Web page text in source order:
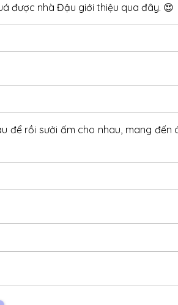
09/08/2022
09/08/2022
09/08/2022
09/08/2022
09/08/2022
09/08/2022
được nhà Đậu giới thiệu qua đây. 😍
để rồi sưởi ấm cho nhau, mang đến